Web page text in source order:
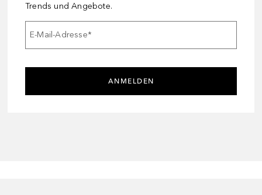
Trends und Angebote.
E-Mail-Adresse*
ANMELDEN